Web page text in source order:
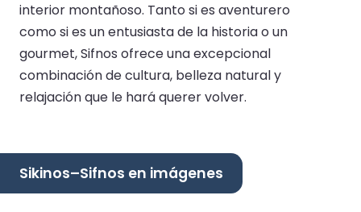
interior montañoso. Tanto si es aventurero
como si es un entusiasta de la historia o un
gourmet, Sifnos ofrece una excepcional
combinación de cultura, belleza natural y
relajación que le hará querer volver.
Sikinos–Sifnos en imágenes